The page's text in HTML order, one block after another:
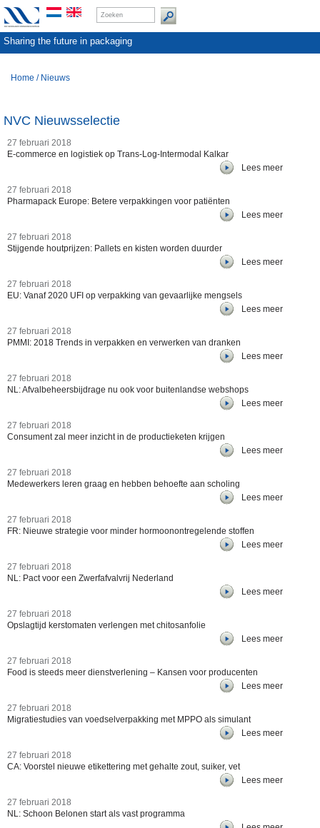
Sharing the future in packaging
Home / Nieuws
NVC Nieuwsselectie
27 februari 2018
E-commerce en logistiek op Trans-Log-Intermodal Kalkar
Lees meer
27 februari 2018
Pharmapack Europe: Betere verpakkingen voor patiënten
Lees meer
27 februari 2018
Stijgende houtprijzen: Pallets en kisten worden duurder
Lees meer
27 februari 2018
EU: Vanaf 2020 UFI op verpakking van gevaarlijke mengsels
Lees meer
27 februari 2018
PMMI: 2018 Trends in verpakken en verwerken van dranken
Lees meer
27 februari 2018
NL: Afvalbeheersbijdrage nu ook voor buitenlandse webshops
Lees meer
27 februari 2018
Consument zal meer inzicht in de productieketen krijgen
Lees meer
27 februari 2018
Medewerkers leren graag en hebben behoefte aan scholing
Lees meer
27 februari 2018
FR: Nieuwe strategie voor minder hormoonontregelende stoffen
Lees meer
27 februari 2018
NL: Pact voor een Zwerfafvalvrij Nederland
Lees meer
27 februari 2018
Opslagtijd kerstomaten verlengen met chitosanfolie
Lees meer
27 februari 2018
Food is steeds meer dienstverlening – Kansen voor producenten
Lees meer
27 februari 2018
Migratiestudies van voedselverpakking met MPPO als simulant
Lees meer
27 februari 2018
CA: Voorstel nieuwe etikettering met gehalte zout, suiker, vet
Lees meer
27 februari 2018
NL: Schoon Belonen start als vast programma